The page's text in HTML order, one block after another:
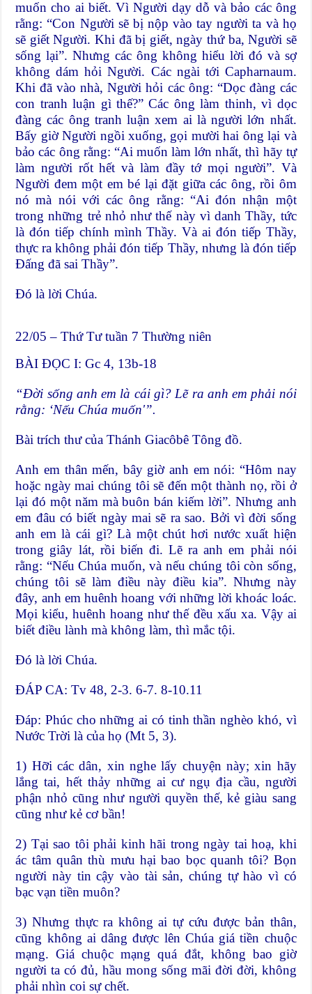
muốn cho ai biết. Vì Người dạy dỗ và bảo các ông
rằng: “Con Người sẽ bị nộp vào tay người ta và họ
sẽ giết Người. Khi đã bị giết, ngày thứ ba, Người sẽ
sống lại”. Nhưng các ông không hiểu lời đó và sợ
không dám hỏi Người. Các ngài tới Capharnaum.
Khi đã vào nhà, Người hỏi các ông: “Dọc đàng các
con tranh luận gì thế?” Các ông làm thinh, vì dọc
đàng các ông tranh luận xem ai là người lớn nhất.
Bấy giờ Người ngồi xuống, gọi mười hai ông lại và
bảo các ông rằng: “Ai muốn làm lớn nhất, thì hãy tự
làm người rốt hết và làm đầy tớ mọi người”. Và
Người đem một em bé lại đặt giữa các ông, rồi ôm
nó mà nói với các ông rằng: “Ai đón nhận một
trong những trẻ nhỏ như thế này vì danh Thầy, tức
là đón tiếp chính mình Thầy. Và ai đón tiếp Thầy,
thực ra không phải đón tiếp Thầy, nhưng là đón tiếp
Ðấng đã sai Thầy”.
Ðó là lời Chúa.
22/05 – Thứ Tư tuần 7 Thường niên
BÀI ĐỌC I: Gc 4, 13b-18
“Ðời sống anh em là cái gì? Lẽ ra anh em phải nói
rằng: ‘Nếu Chúa muốn'”.
Bài trích thư của Thánh Giacôbê Tông đồ.
Anh em thân mến, bây giờ anh em nói: “Hôm nay
hoặc ngày mai chúng tôi sẽ đến một thành nọ, rồi ở
lại đó một năm mà buôn bán kiếm lời”. Nhưng anh
em đâu có biết ngày mai sẽ ra sao. Bởi vì đời sống
anh em là cái gì? Là một chút hơi nước xuất hiện
trong giây lát, rồi biến đi. Lẽ ra anh em phải nói
rằng: “Nếu Chúa muốn, và nếu chúng tôi còn sống,
chúng tôi sẽ làm điều này điều kia”. Nhưng này
đây, anh em huênh hoang với những lời khoác loác.
Mọi kiểu, huênh hoang như thế đều xấu xa. Vậy ai
biết điều lành mà không làm, thì mắc tội.
Ðó là lời Chúa.
ÐÁP CA: Tv 48, 2-3. 6-7. 8-10.11
Ðáp: Phúc cho những ai có tinh thần nghèo khó, vì
Nước Trời là của họ (Mt 5, 3).
1) Hỡi các dân, xin nghe lấy chuyện này; xin hãy
lắng tai, hết thảy những ai cư ngụ địa cầu, người
phận nhỏ cũng như người quyền thế, kẻ giàu sang
cũng như kẻ cơ bần!
2) Tại sao tôi phải kinh hãi trong ngày tai hoạ, khi
ác tâm quân thù mưu hại bao bọc quanh tôi? Bọn
người này tin cậy vào tài sản, chúng tự hào vì có
bạc vạn tiền muôn?
3) Nhưng thực ra không ai tự cứu được bản thân,
cũng không ai dâng được lên Chúa giá tiền chuộc
mạng. Giá chuộc mạng quá đắt, không bao giờ
người ta có đủ, hầu mong sống mãi đời đời, không
phải nhìn coi sự chết.